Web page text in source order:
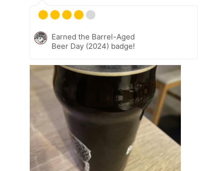
Earned the Barrel-Aged
Beer Day (2024) badge!